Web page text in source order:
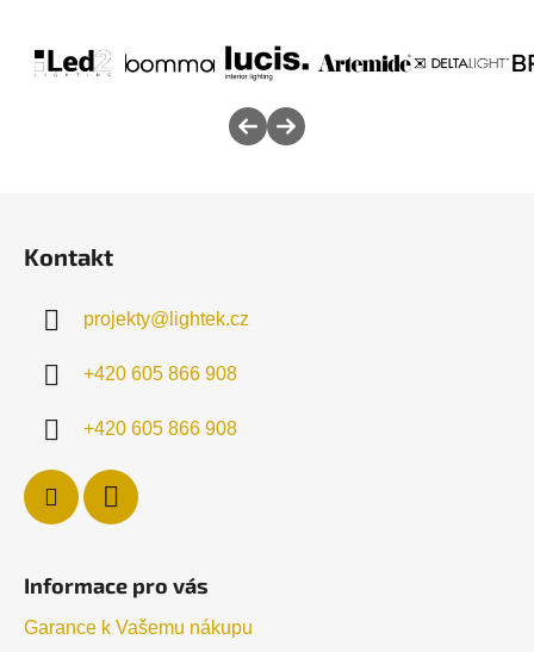
Kontakt
projekty@ lightek.cz
+420 605 866 908
+420 605 866 908
Informace pro vás
Garance k Vašemu nákupu